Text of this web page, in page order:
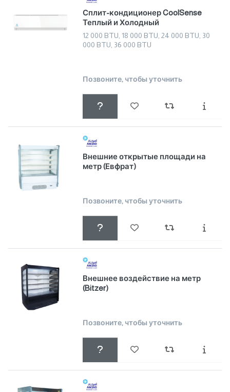
Сплит-кондиционер CoolSense
Теплый и Холодный
12 000 BTU, 18 000 BTU, 24 000 BTU, 30
000 BTU, 36 000 BTU
Позвоните, чтобы уточнить
Внешние открытые площади на
метр (Евфрат)
Позвоните, чтобы уточнить
Внешнее воздействие на метр
(Bitzer)
Позвоните, чтобы уточнить